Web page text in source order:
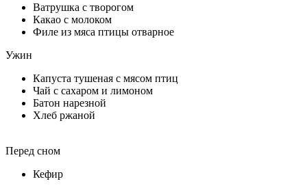
Ватрушка с творогом
Какао с молоком
Филе из мяса птицы отварное
Ужин
Капуста тушеная с мясом птиц
Чай с сахаром и лимоном
Батон нарезной
Хлеб ржаной
Перед сном
Кефир